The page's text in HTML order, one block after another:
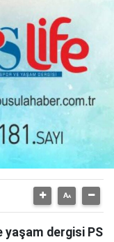
yaşam dergisi PS